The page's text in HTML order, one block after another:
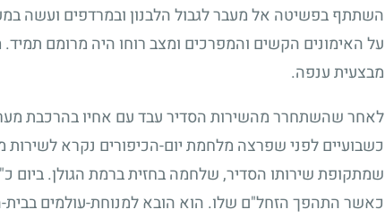
השתתף בפשיטה אל מעבר לגבול הלבנון ובמרדפים ועשה
על האימונים הקשים והמפרכים ומצב רוחו היה מרומם
מבצעית ענפה.
לאחר שהשתחרר מהשירות הסדיר עבד עם אחיו בהרכבת
כשבועיים לפני שפרצה מלחמת יום-הכיפורים נקרא
שמתקופת שירותו הסדיר, שלחמה בחזית ברמת הגולן. ביום
כאשר התהפך הזחל"ם שלו. הוא הובא למנוחת-עולמים